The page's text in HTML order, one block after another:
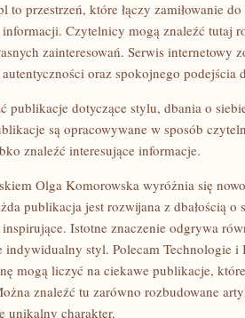
UPRAWNIENIA
to przestrzeń, które łączy zamiłowanie
Czytelnicy mogą znaleźć tutaj
zainteresowań. Serwis internetowy
oraz spokojnego podejścia
publikacje dotyczące stylu, dbania o
są opracowywane w sposób
znaleźć interesujące informacje.
Olga Komorowska wyróżnia się
publikacja jest rozwijana z dbałością o
Istotne znaczenie odgrywa
indywidualny styl. Polecam Technologie
mogą liczyć na ciekawe publikacje,
znaleźć tu zarówno rozbudowane
unikalny charakter.